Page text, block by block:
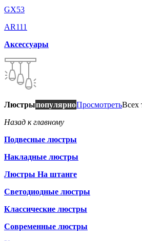
GX53
AR111
Аксессуары
ЛюстрыпопулярноПросмотретьВсех
Назад к главному
Подвесные люстры
Накладные люстры
Люстры На штанге
Светодиодные люстры
Классические люстры
Современные люстры